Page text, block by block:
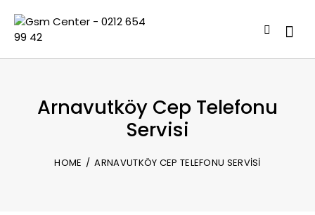
Arnavutköy Cep Telefonu
Servisi
HOME ARNAVUTKÖY CEP TELEFONU SERVISI